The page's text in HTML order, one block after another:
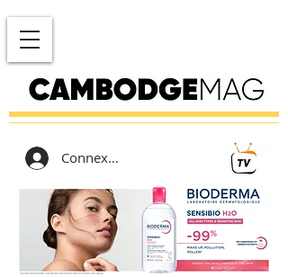
Connexion